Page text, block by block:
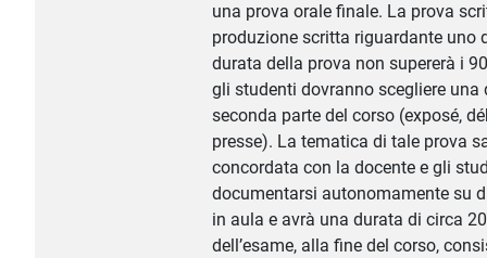
una prova orale finale. La prova
produzione scritta riguardante uno
durata della prova non supererà i
gli studenti dovranno scegliere
seconda parte del corso (exposé,
presse). La tematica di tale prova
concordata con la docente e gli
documentarsi autonomamente su
in aula e avrà una durata di circa
dell’esame, alla fine del corso,